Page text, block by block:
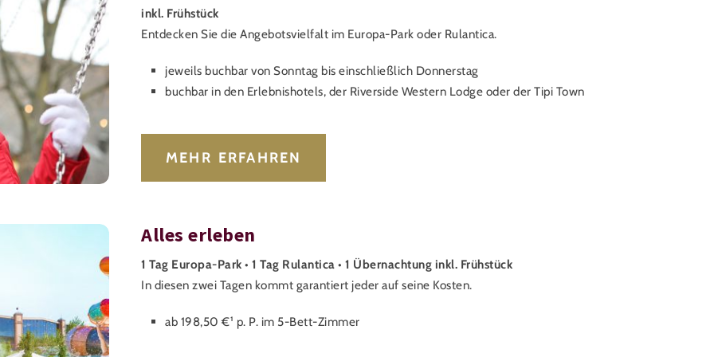
inkl. Frühstück
Entdecken Sie die Angebotsvielfalt im Europa-Park oder Rulantica.
jeweils buchbar von Sonntag bis einschließlich Donnerstag
buchbar in den Erlebnishotels, der Riverside Western Lodge oder der Tipi Town
MEHR ERFAHREN
Alles erleben
1 Tag Europa-Park • 1 Tag Rulantica • 1 Übernachtung inkl. Frühstück
In diesen zwei Tagen kommt garantiert jeder auf seine Kosten.
ab 198,50 €¹ p. P. im 5-Bett-Zimmer